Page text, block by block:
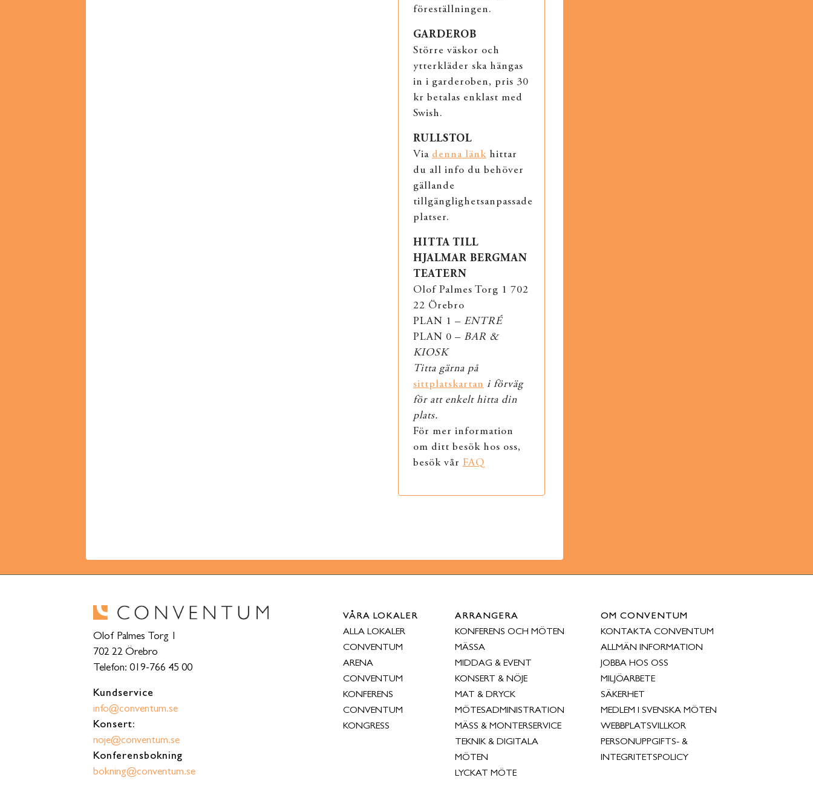
föreställningen.
GARDEROB
Större väskor och
ytterkläder ska hängas
in i garderoben, pris 30
kr betalas enklast med
Swish.
RULLSTOL
Via denna länk hittar
du all info du behöver
gällande
tillgänglighetsanpassade
platser.
HITTA TILL
HJALMAR BERGMAN
TEATERN
Olof Palmes Torg 1 702
22 Örebro
PLAN 1 – ENTRÉ
PLAN 0 – BAR &
KIOSK
Titta gärna på
sittplatskartan i förväg
för att enkelt hitta din
plats.
För mer information
om ditt besök hos oss,
besök vår FAQ
Olof Palmes Torg 1
702 22 Örebro
Telefon: 019-766 45 00
Kundservice
info@conventum.se
Konsert:
noje@conventum.se
Konferensbokning
bokning@conventum.se
VÅRA LOKALER
ALLA LOKALER
CONVENTUM
ARENA
CONVENTUM
KONFERENS
CONVENTUM
KONGRESS
ARRANGERA
KONFERENS OCH MÖTEN
MÄSSA
MIDDAG & EVENT
KONSERT & NÖJE
MAT & DRYCK
MÖTESADMINISTRATION
MÄSS & MONTERSERVICE
TEKNIK & DIGITALA
MÖTEN
LYCKAT MÖTE
OM CONVENTUM
KONTAKTA CONVENTUM
ALLMÄN INFORMATION
JOBBA HOS OSS
MILJÖARBETE
SÄKERHET
MEDLEM I SVENSKA MÖTEN
WEBBPLATSVILLKOR
PERSONUPPGIFTS- &
INTEGRITETSPOLICY